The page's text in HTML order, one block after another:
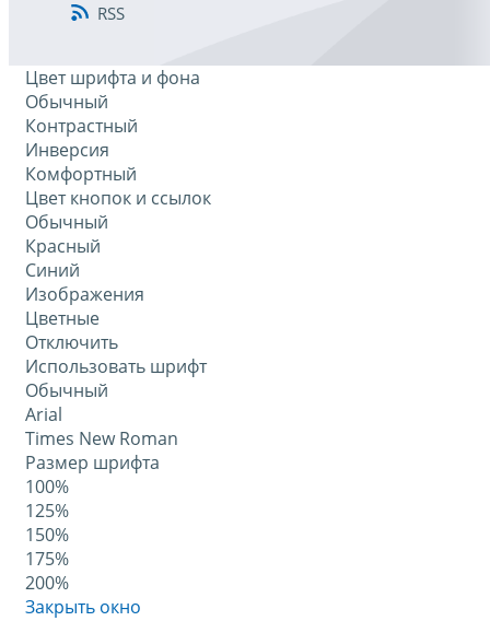
RSS
Цвет шрифта и фона
Обычный
Контрастный
Инверсия
Комфортный
Цвет кнопок и ссылок
Обычный
Красный
Синий
Изображения
Цветные
Отключить
Использовать шрифт
Обычный
Arial
Times New Roman
Размер шрифта
100%
125%
150%
175%
200%
Закрыть окно